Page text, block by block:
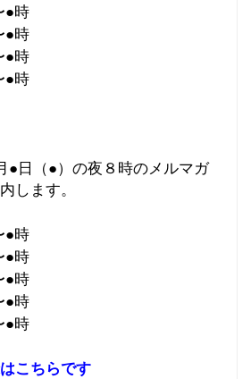
●時
●時
●時
●時
●日（●）の夜８時のメルマガ
します。
●時
●時
●時
●時
●時
こちらです